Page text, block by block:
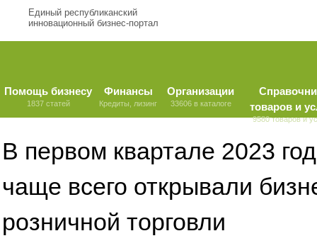
Единый республиканский
инновационный бизнес-портал
Помощь бизнесу
1837 статей
Финансы
Кредиты, лизинг
Организации
33606 в каталоге
товаров и
9580 товаров и
В первом квартале 2023
чаще всего открывали
розничной торговли